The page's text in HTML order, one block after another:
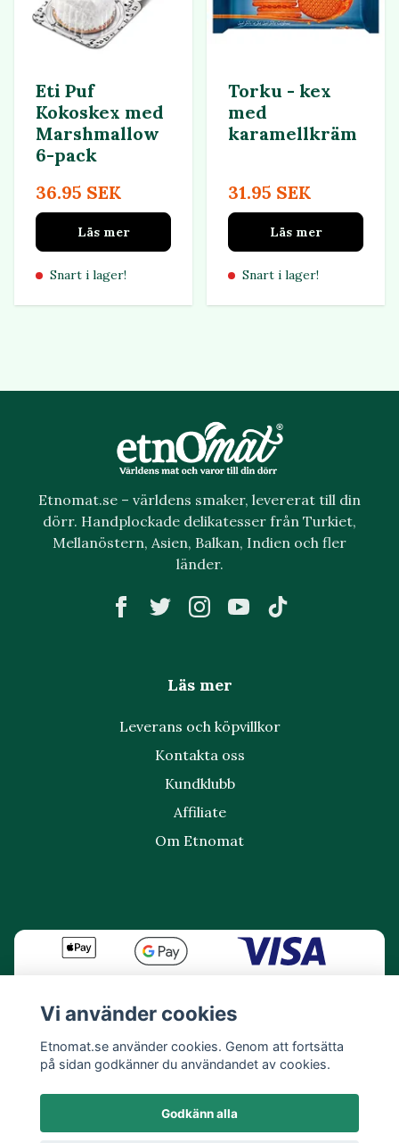
Eti Puf
Kokoskex med
Marshmallow
6-pack
36.95 SEK
Läs mer
Snart i lager!
Torku - kex
med
karamellkräm
31.95 SEK
Läs mer
Snart i lager!
Etnomat.se – världens smaker, levererat till din
dörr. Handplockade delikatesser från Turkiet,
Mellanöstern, Asien, Balkan, Indien och fler
länder.
Läs mer
Leverans och köpvillkor
Kontakta oss
Kundklubb
Affiliate
Om Etnomat
Vi använder cookies
Etnomat.se använder cookies. Genom att fortsätta
på sidan godkänner du användandet av cookies.
Godkänn alla